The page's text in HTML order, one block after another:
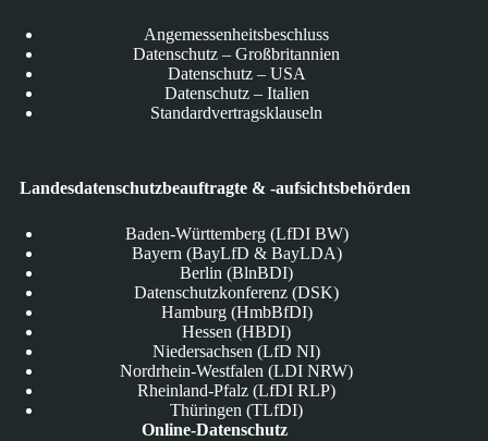
Angemessenheitsbeschluss
Datenschutz – Großbritannien
Datenschutz – USA
Datenschutz – Italien
Standardvertragsklauseln
Landesdatenschutzbeauftragte & -aufsichtsbehörden
Baden-Württemberg (LfDI BW)
Bayern (BayLfD & BayLDA)
Berlin (BlnBDI)
Datenschutzkonferenz (DSK)
Hamburg (HmbBfDI)
Hessen (HBDI)
Niedersachsen (LfD NI)
Nordrhein-Westfalen (LDI NRW)
Rheinland-Pfalz (LfDI RLP)
Thüringen (TLfDI)
Online-Datenschutz